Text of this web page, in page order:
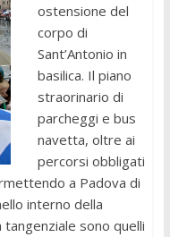
ostensione del
corpo di
Sant’Antonio in
basilica. Il piano
straorinario di
parcheggi e bus
navetta, oltre ai
percorsi obbligati
a Padova di
interno della
sono quelli